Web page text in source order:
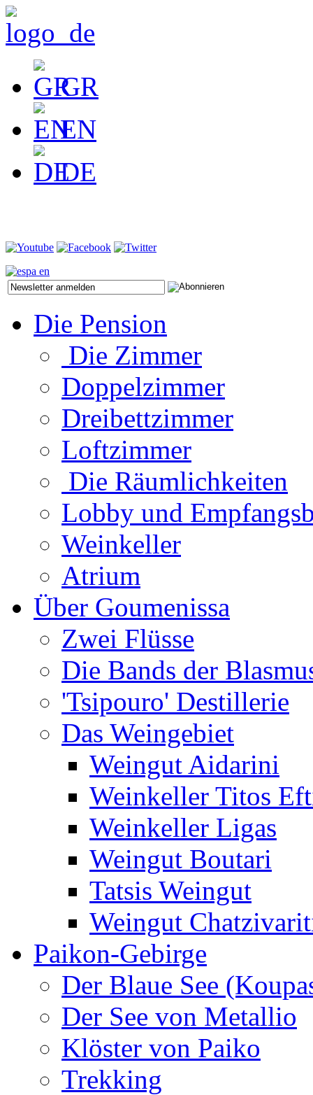
GR
EN
DE
Die Pension
Die Zimmer
Doppelzimmer
Dreibettzimmer
Loftzimmer
Die Räumlichkeiten
Lobby und
Weinkeller
Atrium
Über Goumenissa
Zwei Flüsse
Die Bands der
'Tsipouro' Destillerie
Das Weingebiet
Weingut Aidarini
Weinkeller Titos
Weinkeller Ligas
Weingut Boutari
Tatsis Weingut
Weingut
Paikon-Gebirge
Der Blaue See
Der See von Metallio
Klöster von Paiko
Trekking